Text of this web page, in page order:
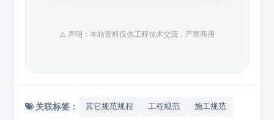
⚠️ 声明：本站资料仅供工程技术交流，严禁商用
关联标签： 其它规范规程 工程规范 施工规范